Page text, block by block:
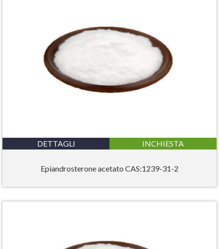
DETTAGLI INCHIESTA
Epiandrosterone acetato CAS:1239-31-2